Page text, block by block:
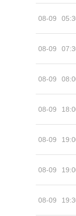
08-09
08-09
08-09
08-09
08-09
08-09
08-09